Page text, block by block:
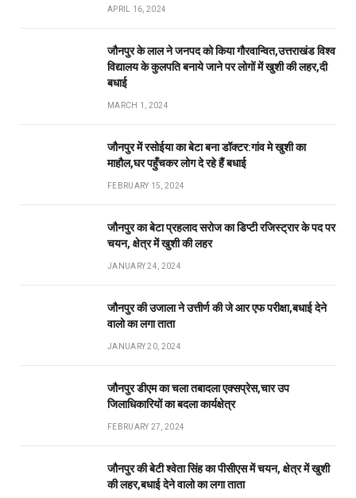
APRIL 16, 2024
जौनपुर के लाल ने जनपद को किया गौरवान्वित,उत्तराखंड विश्व
विद्यालय के कुलपति बनाये जाने पर लोगों में खुशी की लहर,दी
बधाई
MARCH 1, 2024
जौनपुर में रसोईया का बेटा बना डॉक्टर:गांव मे खुशी का
माहौल,घर पहुँचकर लोग दे रहे हैं बधाई
FEBRUARY 15, 2024
जौनपुर का बेटा प्रहलाद सरोज का डिप्टी रजिस्ट्रार के पद पर
चयन, क्षेत्र में खुशी की लहर
JANUARY 24, 2024
जौनपुर की उजाला ने उत्तीर्ण की जे आर एफ परीक्षा,बधाई देने
वालो का लगा ताता
JANUARY 20, 2024
जौनपुर डीएम का चला तबादला एक्सप्रेस,चार उप
जिलाधिकारियों का बदला कार्यक्षेत्र
FEBRUARY 27, 2024
जौनपुर की बेटी श्वेता सिंह का पीसीएस में चयन, क्षेत्र में खुशी
की लहर,बधाई देने वालो का लगा ताता